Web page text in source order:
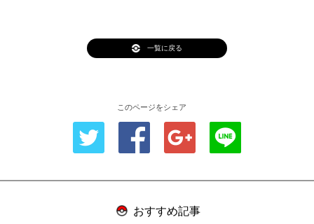
一覧に戻る
このページをシェア
おすすめ記事